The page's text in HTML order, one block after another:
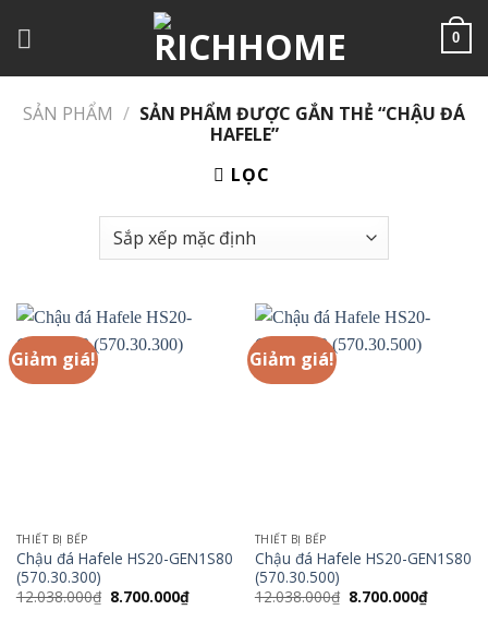
đến
0
SẢN PHẨM / SẢN PHẨM ĐƯỢC GẮN THẺ “CHẬU ĐÁ
HAFELE”
LỌC
Giảm giá!
THIẾT BỊ BẾP
Chậu đá Hafele HS20-GEN1S80
(570.30.300)
12.038.000₫ Giá
gốc
8.700.000₫Giá
hiện
Giảm giá!
THIẾT BỊ BẾP
Chậu đá Hafele HS20-GEN1S80
(570.30.500)
12.038.000₫ Giá
gốc
8.700.000₫Giá
hiện